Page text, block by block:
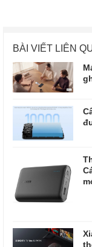
BÀI VIẾT LIÊN